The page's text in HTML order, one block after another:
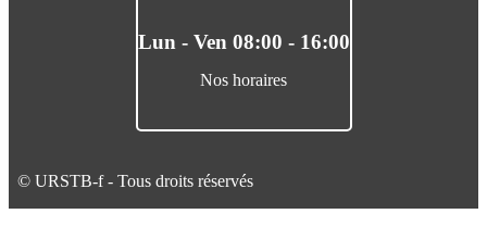
Lun - Ven 08:00 - 16:00
Nos horaires
© URSTB-f - Tous droits réservés